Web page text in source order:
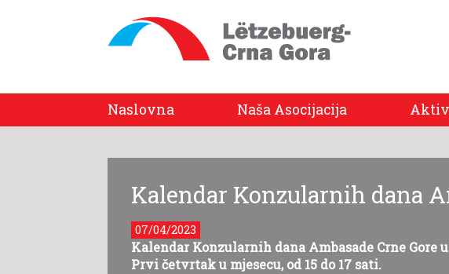
Naslovna Naša Asocijacija
Kalendar Konzularnih dana
07/04/2023
Kalendar Konzularnih dana Ambasade Crne Gore
Prvi četvrtak u mjesecu, od 15 do 17 sati.